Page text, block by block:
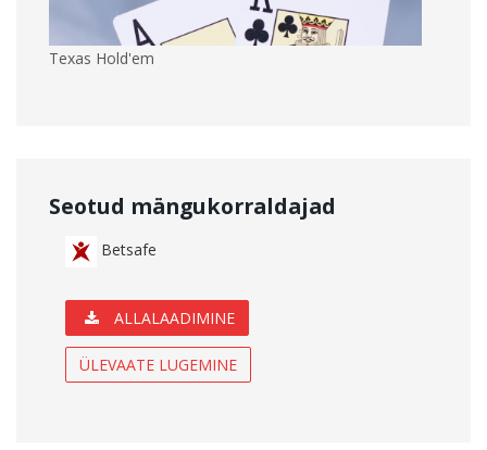
Texas Hold'em
Seotud mängukorraldajad
Betsafe
ALLALAADIMINE
ÜLEVAATE LUGEMINE